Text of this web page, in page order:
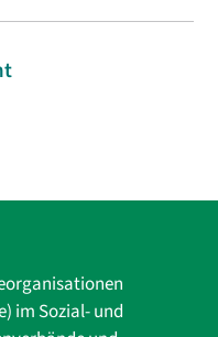
im Sozial- und